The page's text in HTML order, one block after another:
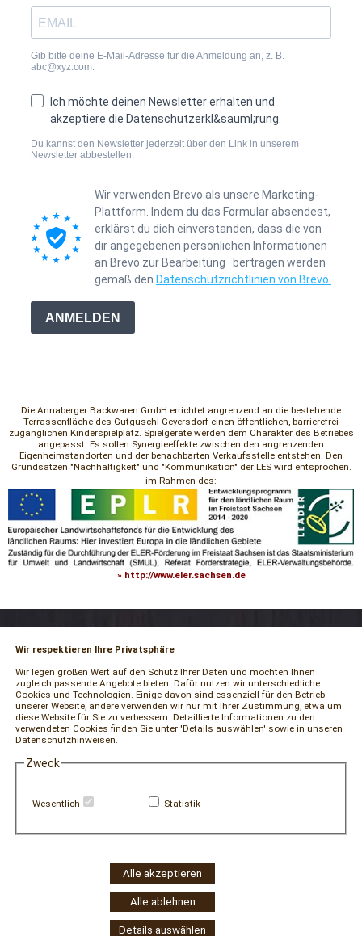
Wir respektieren Ihre Privatsphäre
Wir legen großen Wert auf den Schutz Ihrer Daten und möchten Ihnen
zugleich passende Angebote bieten. Dafür nutzen wir unterschiedliche
Cookies und Technologien. Einige davon sind essenziell für den Betrieb
unserer Website, andere verwenden wir nur mit Ihrer Zustimmung, etwa um
diese Website für Sie zu verbessern. Detaillierte Informationen zu den
verwendeten Cookies finden Sie unter 'Details auswählen' sowie in unseren
Datenschutzhinweisen.
Zweck
Wesentlich Statistik
Alle akzeptieren
Alle ablehnen
Details auswählen
Gib bitte deine E-Mail-Adresse für die Anmeldung an, z. B.
abc@xyz.com.
Ich möchte deinen Newsletter erhalten und
akzeptiere die Datenschutzerkl&sauml;rung.
Du kannst den Newsletter jederzeit über den Link in unserem
Newsletter abbestellen.
Wir verwenden Brevo als unsere Marketing-
Plattform. Indem du das Formular absendest,
erklärst du dich einverstanden, dass die von
dir angegebenen persönlichen Informationen
an Brevo zur Bearbeitung ¨bertragen werden
gemäß den Datenschutzrichtlinien von Brevo.
ANMELDEN
Die Annaberger Backwaren GmbH errichtet angrenzend an die bestehende
Terrassenfläche des Gutguschl Geyersdorf einen öffentlichen, barrierefrei
zugänglichen Kinderspielplatz. Spielgeräte werden dem Charakter des Betriebes
angepasst. Es sollen Synergieeffekte zwischen den angrenzenden
Eigenheimstandorten und der benachbarten Verkaufsstelle entstehen. Den
Grundsätzen "Nachhaltigkeit" und "Kommunikation" der LES wird entsprochen.
im Rahmen des:
» http://www.eler.sachsen.de
RECHTLICHES
Impressum
AGB und Kundeninformationen
Datenschutzerklärung
Widerrufsbelehrung / Muster-Widerrufsformular
Zahlung und Versand
Widerruf Cookie-Einwilligung